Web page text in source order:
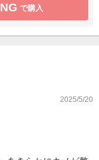
で購入
2025/5/20